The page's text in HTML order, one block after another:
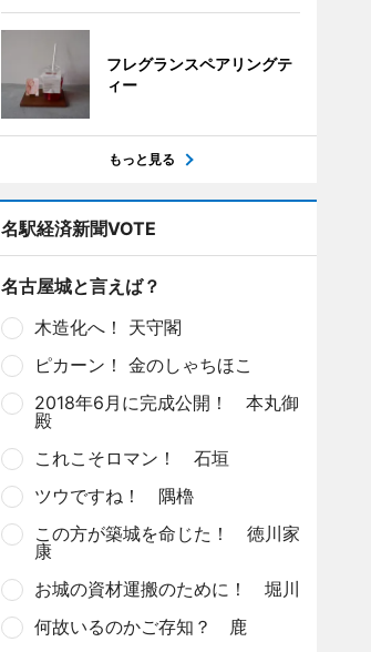
フレグランスペアリングテ
ィー
もっと見る
名駅経済新聞VOTE
名古屋城と言えば？
木造化へ！ 天守閣
ピカーン！ 金のしゃちほこ
2018年6月に完成公開！ 本丸御
殿
これこそロマン！ 石垣
ツウですね！ 隅櫓
この方が築城を命じた！ 徳川家
康
お城の資材運搬のために！ 堀川
何故いるのかご存知？ 鹿